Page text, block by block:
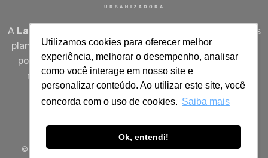
Utilizamos cookies para oferecer melhor
experiência, melhorar o desempenho, analisar
como você interage em nosso site e
personalizar conteúdo. Ao utilizar este site, você
concorda com o uso de cookies. Saiba mais
Ok, entendi!
A Laredo Urbanizadora
desenvolve empreendimentos
planejados em Sergipe, unindo qualidade, segurança e
potencial real de valorização para quem busca viver
melhor, investir bem e construir patrimônio com
inteligência.
© 2026 Todos os direitos reservados à Laredo Urbanizadora.